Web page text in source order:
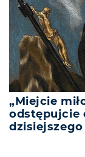
„Miejcie
odstępujcie
dzisiejszego